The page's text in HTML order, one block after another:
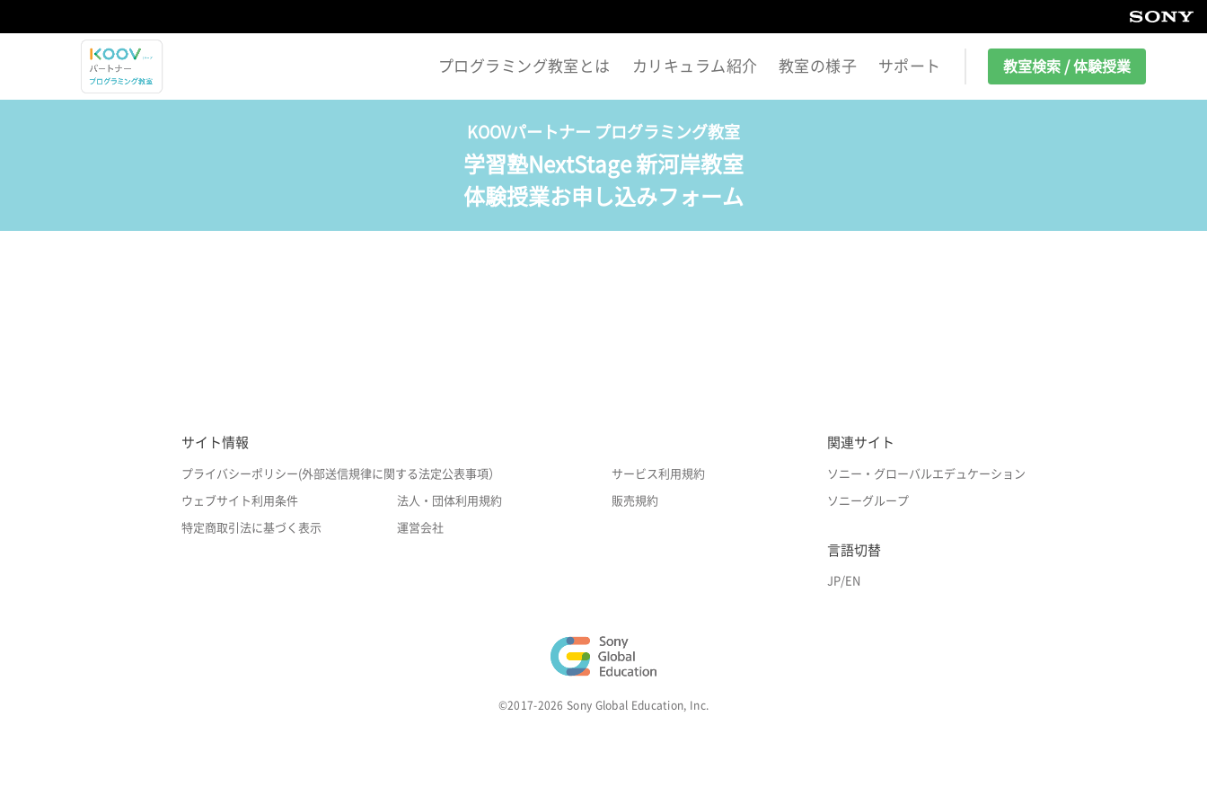
プログラミング教室とは カリキュラム紹介 教室の様子 サポート 教室検索 / 体験授業
KOOVパートナー プログラミング教室
学習塾NextStage 新河岸教室
体験授業お申し込みフォーム
サイト情報
プライバシーポリシー(外部送信規律に関する法定公表事項） サービス利用規約
ウェブサイト利用条件 法人・団体利用規約 販売規約
特定商取引法に基づく表示 運営会社
関連サイト
ソニー・グローバルエデュケーション
ソニーグループ
言語切替
JP/EN
©2017-2026 Sony Global Education, Inc.